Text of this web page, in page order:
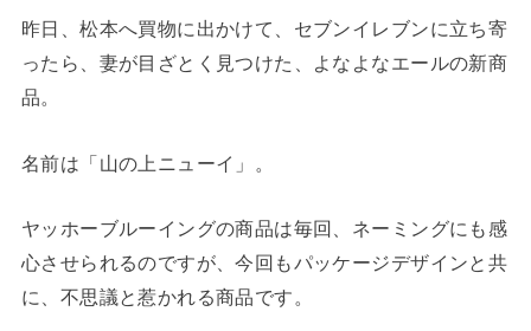
昨日、松本へ買物に出かけて、セブンイレブンに立ち寄
ったら、妻が目ざとく見つけた、よなよなエールの新商
品。
名前は「山の上ニューイ」。
ヤッホーブルーイングの商品は毎回、ネーミングにも感
心させられるのですが、今回もパッケージデザインと共
に、不思議と惹かれる商品です。